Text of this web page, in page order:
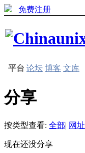
免费注册
平台 论坛 博客 文库
分享
按类型查看: 全部| 网址
现在还没分享